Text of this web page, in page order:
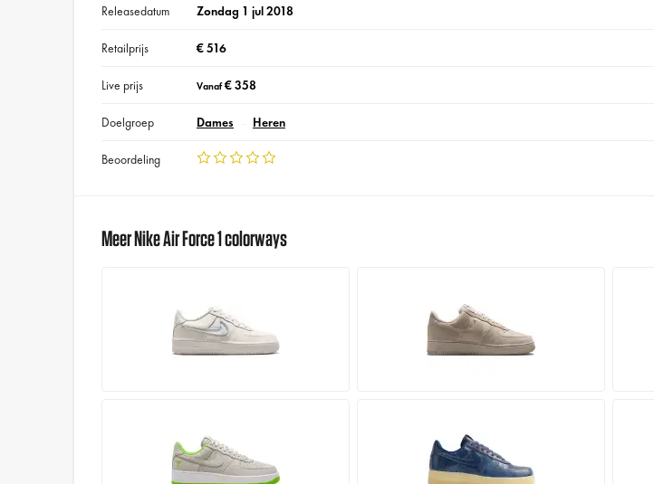
Releasedatum Zondag 1 jul 2018
Retailprijs € 516
Live prijs Vanaf€ 358
Doelgroep Dames Heren
Beoordeling
Meer Nike Air Force 1 colorways